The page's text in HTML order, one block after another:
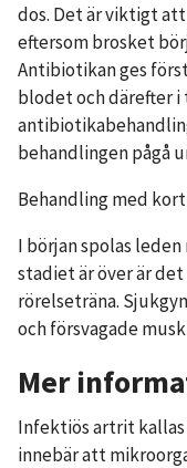
dos. Det är viktigt
eftersom brosket
Antibiotikan ges
blodet och därefter
behandlingen pågå
Behandling med
I början spolas
stadiet är över är
rörelseträna.
och försvagade
Mer
Infektiös artrit
innebär att